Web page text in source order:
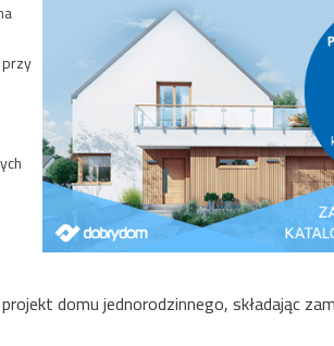
Wyszukiwanie
domu jednorodzinnego, składając